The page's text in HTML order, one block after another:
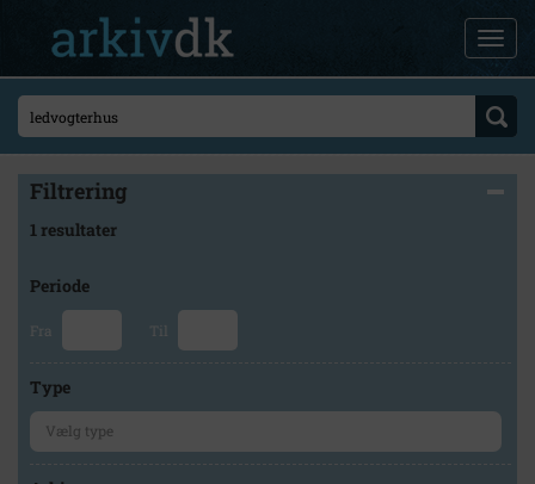
Filtrering
1 resultater
Periode
Fra Til
Type